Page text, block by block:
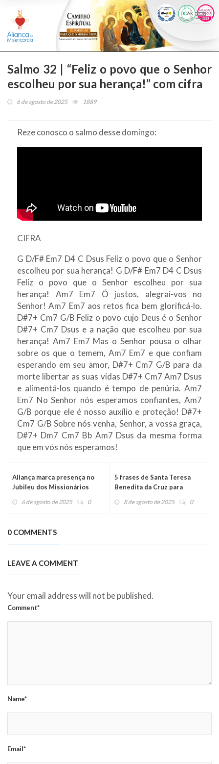
Salmo 32 | “Feliz o povo que o Senhor
escolheu por sua herança!” com cifra
6 de agosto de 2025 1889
Reze conosco o salmo desse domingo:
CIFRA
G D/F# Em7 D4 C Dsus Feliz o povo que o Senhor
escolheu por sua herança! G D/F# Em7 D4 C Dsus
Feliz o povo que o Senhor escolheu por sua
herança! Am7 Em7 Ó justos, alegrai-vos no
Senhor! Am7 Em7 aos retos fica bem glorificá-lo.
D#7+ Cm7 G/B Feliz o povo cujo Deus é o Senhor
D#7+ Cm7 Dsus e a nação que escolheu por sua
herança! Am7 Em7 Mas o Senhor pousa o olhar
sobre os que o temem, Am7 Em7 e que confiam
esperando em seu amor, D#7+ Cm7 G/B para da
morte libertar as suas vidas D#7+ Cm7 Am7 Dsus
e alimentá-los quando é tempo de penúria. Am7
Em7 No Senhor nós esperamos confiantes, Am7
G/B porque ele é nosso auxílio e proteção! D#7+
Cm7 G/B Sobre nós venha, Senhor, a vossa graça,
D#7+ Dm7 Cm7 Bb Am7 Dsus da mesma forma
que em vós nós esperamos!
Aliança marca presença no
Jubileu dos Missionários
6 de agosto de 2025 0
5 frases de Santa Teresa
Benedita da Cruz para
8 de agosto de 2025 0
0 COMMENTS
LEAVE A COMMENT
Your email address will not be published.
Comment*
Name*
Email*